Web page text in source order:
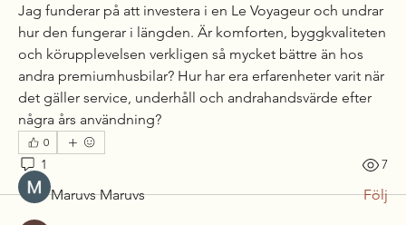
Jag funderar på att investera i en Le Voyageur och undrar
hur den fungerar i längden. Är komforten, byggkvaliteten
och körupplevelsen verkligen så mycket bättre än hos
andra premiumhusbilar? Hur har era erfarenheter varit när
det gäller service, underhåll och andrahandsvärde efter
några års användning?
0
1 7
Om
Välkommen till gruppen! Här kan du hålla kontakten med
andra ...
Läs mer
medlemmar
Maruvs Maruvs Följ